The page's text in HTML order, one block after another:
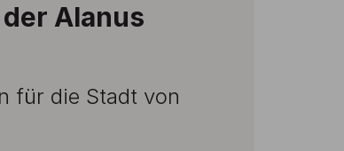
Alanus
für die Stadt von